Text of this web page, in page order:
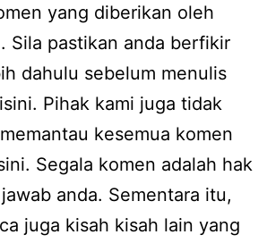
yang diberikan oleh
Sila pastikan anda berfikir
dahulu sebelum menulis
Pihak kami juga tidak
kesemua komen
Segala komen adalah hak
anda. Sementara itu,
juga kisah kisah lain yang